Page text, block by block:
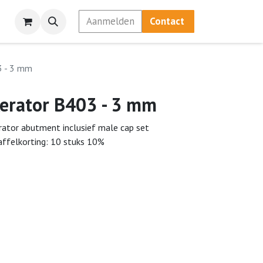
Aanmelden Contact
- 3 mm
B403 - 3 mm
abutment inclusief male cap set
10 stuks 10%